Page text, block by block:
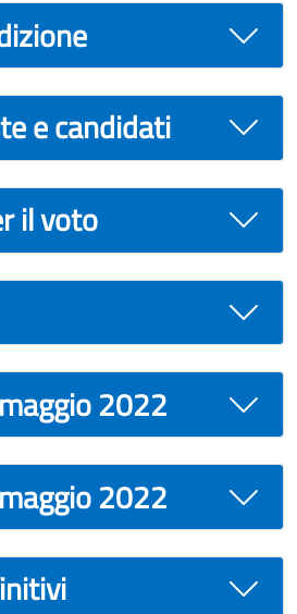
e candidati
il voto
2022
2022